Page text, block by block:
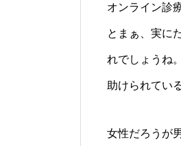
オンライン診
とまぁ、実に
れでしょうね
助けられてい
女性だろうが